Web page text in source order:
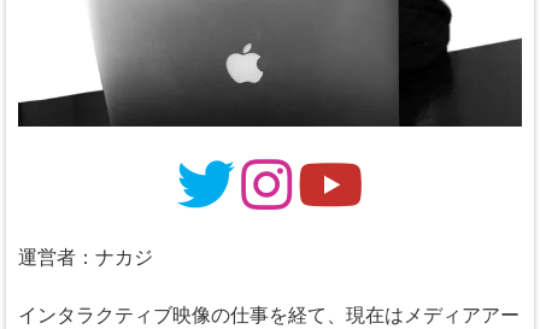
運営者：ナカジ
インタラクティブ映像の仕事を経て、現在はメディアアー